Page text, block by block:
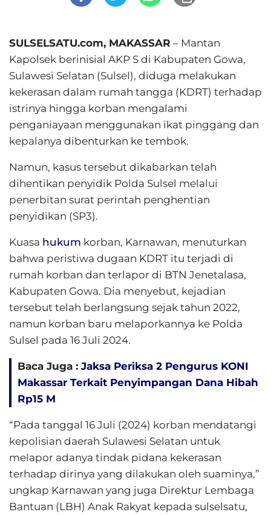
SULSELSATU.com, MAKASSAR – Mantan
Kapolsek berinisial AKP S di Kabupaten Gowa,
Sulawesi Selatan (Sulsel), diduga melakukan
kekerasan dalam rumah tangga (KDRT) terhadap
istrinya hingga korban mengalami
penganiayaan menggunakan ikat pinggang dan
kepalanya dibenturkan ke tembok.
Namun, kasus tersebut dikabarkan telah
dihentikan penyidik Polda Sulsel melalui
penerbitan surat perintah penghentian
penyidikan (SP3).
Kuasa hukum korban, Karnawan, menuturkan
bahwa peristiwa dugaan KDRT itu terjadi di
rumah korban dan terlapor di BTN Jenetalasa,
Kabupaten Gowa. Dia menyebut, kejadian
tersebut telah berlangsung sejak tahun 2022,
namun korban baru melaporkannya ke Polda
Sulsel pada 16 Juli 2024.
Baca Juga : Jaksa Periksa 2 Pengurus KONI
Makassar Terkait Penyimpangan Dana Hibah
Rp15 M
“Pada tanggal 16 Juli (2024) korban mendatangi
kepolisian daerah Sulawesi Selatan untuk
melapor adanya tindak pidana kekerasan
terhadap dirinya yang dilakukan oleh suaminya,”
ungkap Karnawan yang juga Direktur Lembaga
Bantuan (LBH) Anak Rakyat kepada sulselsatu,